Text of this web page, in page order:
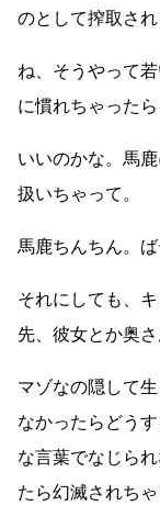
のとして搾取され
ね、そうやって
に慣れちゃった
いいのかな。馬
扱いちゃって。
馬鹿ちんちん。ば
それにしても、
先、彼女とか奥
マゾなの隠して
なかったらどう
な言葉でなじら
たら幻滅されちゃ